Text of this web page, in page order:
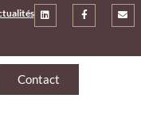
Contact